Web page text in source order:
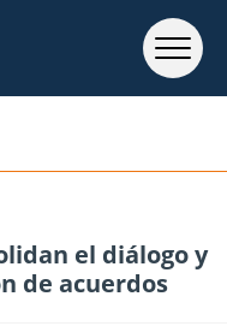
el diálogo y
de acuerdos